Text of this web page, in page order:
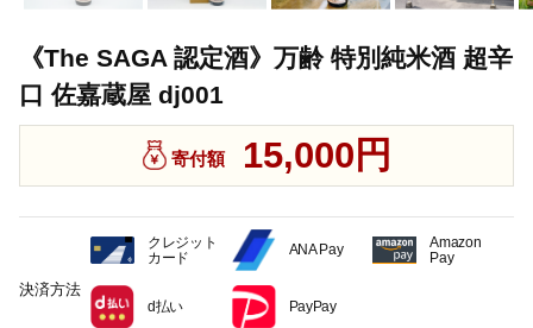
《The SAGA 認定酒》万齢 特別純米酒 超辛
口 佐嘉蔵屋 dj001
寄付額 15,000円
決済方法
クレジット
カード
ANA Pay
Amazon
Pay
d払い PayPay